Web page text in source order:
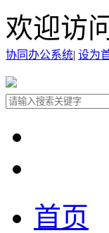
欢迎访
协同办公系统| 设为
首页